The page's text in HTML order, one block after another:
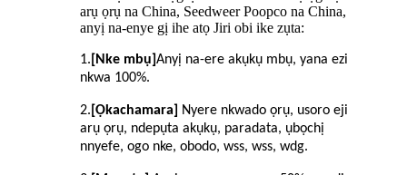
arụ ọrụ na China, Seedweer Poopco na China,
anyị na-enye gị ihe atọ Jiri obi ike zụta:
1. [Nke mbụ] Anyị na-ere akụkụ mbụ, yana ezi
nkwa 100%.
2. [Ọkachamara]
Nyere nkwado ọrụ, usoro eji
arụ ọrụ, ndepụta akụkụ, paradata, ụbọchị
nnyefe, ogo nke, obodo, wss, wss, wdg.